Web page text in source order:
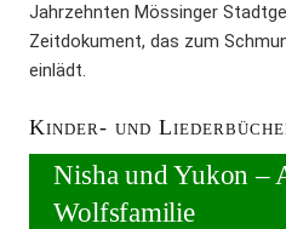
Jahrzehnten Mössinger
Zeitdokument, das zum
einlädt.
Kinder- und
Nisha und Yukon –
Wolfsfamilie